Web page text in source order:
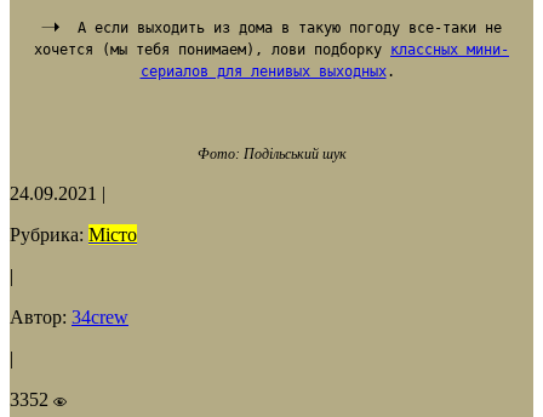
А если выходить из дома в такую погоду все-таки не
хочется (мы тебя понимаем), лови подборку классных мини-
сериалов для ленивых выходных.
Фото: Подільський шук
24.09.2021 |
Рубрика: Місто
|
Автор: 34crew
|
3352